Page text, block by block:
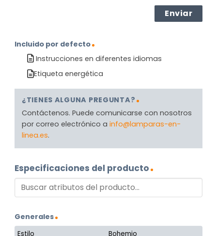
Incluido por defecto
Instrucciones en diferentes idiomas
Etiqueta energética
¿TIENES ALGUNA PREGUNTA?
Contáctenos. Puede comunicarse con nosotros
por correo electrónico a info@lamparas-en-
linea.es.
Especificaciones del producto
Generales
Estilo Bohemio